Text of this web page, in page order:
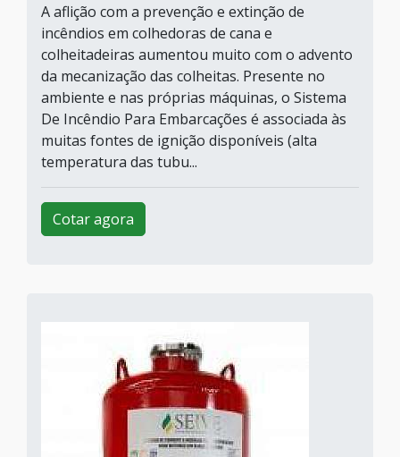
A aflição com a prevenção e extinção de
incêndios em colhedoras de cana e
colheitadeiras aumentou muito com o advento
da mecanização das colheitas. Presente no
ambiente e nas próprias máquinas, o Sistema
De Incêndio Para Embarcações é associada às
muitas fontes de ignição disponíveis (alta
temperatura das tubu...
Cotar agora